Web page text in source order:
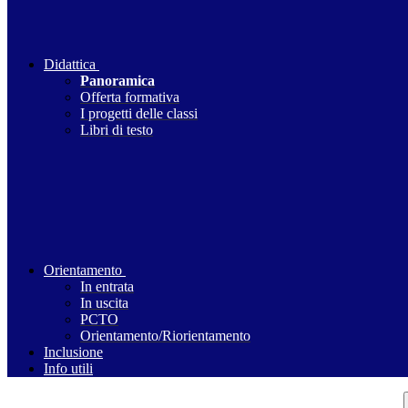
Didattica
Panoramica
Offerta formativa
I progetti delle classi
Libri di testo
Orientamento
In entrata
In uscita
PCTO
Orientamento/Riorientamento
Inclusione
Info utili